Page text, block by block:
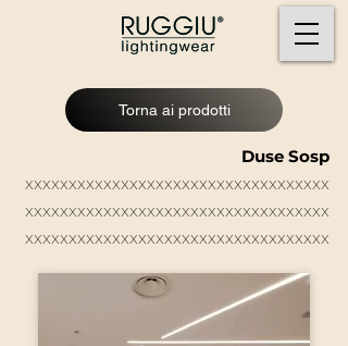
Torna ai prodotti
Duse Sosp
xxxxxxxxxxxxxxxxxxxxxxxxxxxxxxxxxxx
xxxxxxxxxxxxxxxxxxxxxxxxxxxxxxxxxxx
xxxxxxxxxxxxxxxxxxxxxxxxxxxxxxxxxxx